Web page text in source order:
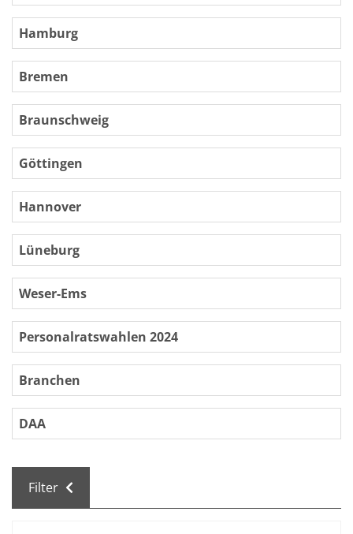
Hamburg
Bremen
Braunschweig
Göttingen
Hannover
Lüneburg
Weser-Ems
Personalratswahlen 2024
Branchen
DAA
Filter